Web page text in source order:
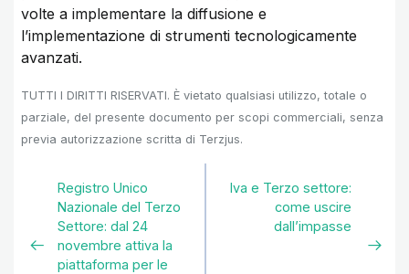
volte a implementare la diffusione e
l’implementazione di strumenti tecnologicamente
avanzati.
TUTTI I DIRITTI RISERVATI. È vietato qualsiasi utilizzo, totale o
parziale, del presente documento per scopi commerciali, senza
previa autorizzazione scritta di Terzjus.
Registro Unico
Nazionale del Terzo
Settore: dal 24
novembre attiva la
piattaforma per le
Iva e Terzo settore:
come uscire
dall’impasse